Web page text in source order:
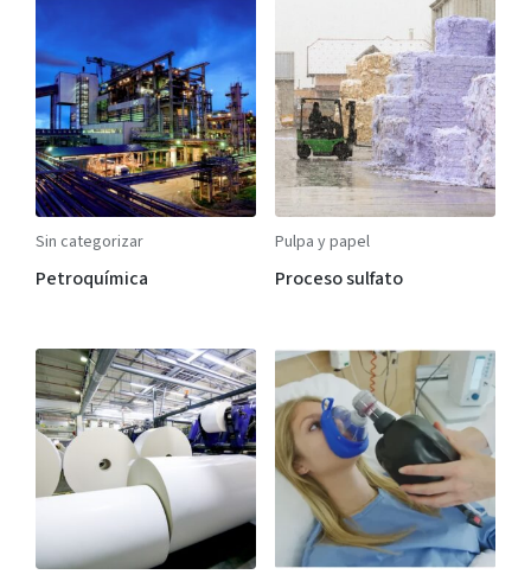
Sin categorizar
Petroquímica
Pulpa y papel
Proceso sulfato